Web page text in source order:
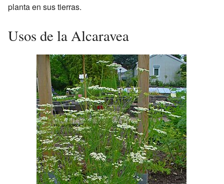
planta en sus tierras.
Usos de la Alcaravea